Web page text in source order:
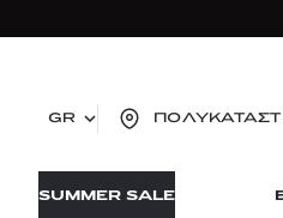
GR
SUMMER SALE